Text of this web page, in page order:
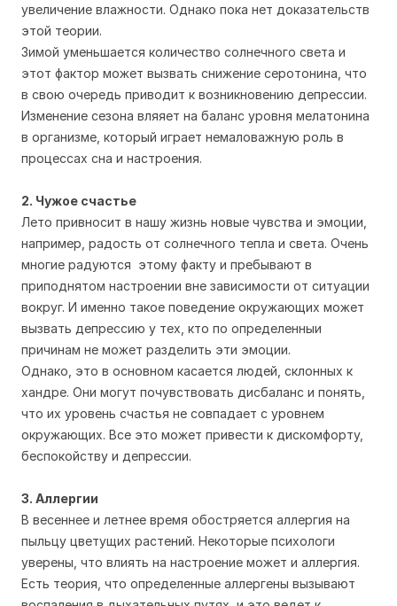
увеличение влажности. Однако пока нет доказательств
этой теории.
Зимой уменьшается количество солнечного света и
этот фактор может вызвать снижение серотонина, что
в свою очередь приводит к возникновению депрессии.
Изменение сезона вляяет на баланс уровня мелатонина
в организме, который играет немаловажную роль в
процессах сна и настроения.
2. Чужое счастье
Лето привносит в нашу жизнь новые чувства и эмоции,
например, радость от солнечного тепла и света. Очень
многие радуются этому факту и пребывают в
приподнятом настроении вне зависимости от ситуации
вокруг. И именно такое поведение окружающих может
вызвать депрессию у тех, кто по определенныи
причинам не может разделить эти эмоции.
Однако, это в основном касается людей, склонных к
хандре. Они могут почувствовать дисбаланс и понять,
что их уровень счастья не совпадает с уровнем
окружающих. Все это может привести к дискомфорту,
беспокойству и депрессии.
3. Аллергии
В весеннее и летнее время обостряется аллергия на
пыльцу цветущих растений. Некоторые психологи
уверены, что влиять на настроение может и аллергия.
Есть теория, что определенные аллергены вызывают